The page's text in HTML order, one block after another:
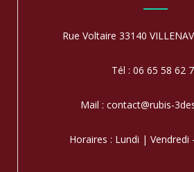
Rue Voltaire 33140
Tél : 06 65 58 62
Mail : contact@rubis-
Horaires : Lundi | Vendredi